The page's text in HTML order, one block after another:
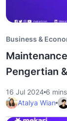
Business &
Pengertian
16 Jul 2024 6
Atalya Wian